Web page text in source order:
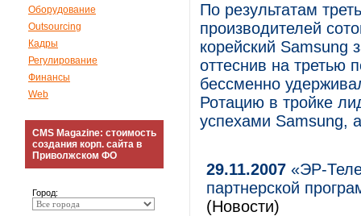
Оборудование
Outsourcing
Кадры
Регулирование
Финансы
Web
CMS Magazine: стоимость
создания корп. сайта в
Приволжском ФО
Город:
По результатам
производителей
корейский Samsung
оттеснив на третью
бессменно
Ротацию в тройке
успехами Samsung,
29.11.2007 «ЭР-
партнерской
(Новости)